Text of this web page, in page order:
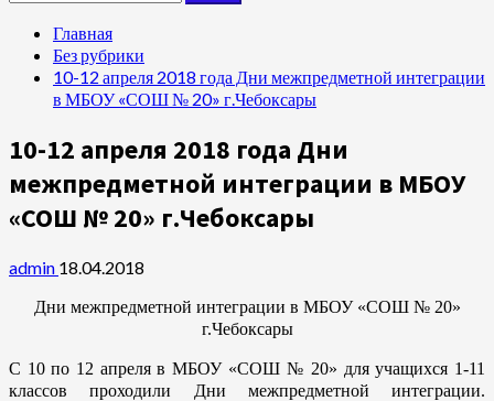
Главная
Без рубрики
10-12 апреля 2018 года Дни межпредметной интеграции
в МБОУ «СОШ № 20» г.Чебоксары
10-12 апреля 2018 года Дни
межпредметной интеграции в МБОУ
«СОШ № 20» г.Чебоксары
admin 18.04.2018
Дни межпредметной интеграции в МБОУ «СОШ № 20»
г.Чебоксары
С 10 по 12 апреля в МБОУ «СОШ № 20» для учащихся 1-11
классов проходили Дни межпредметной интеграции.